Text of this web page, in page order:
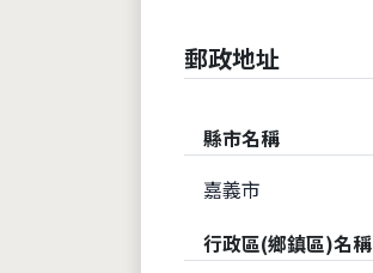
郵政地址
縣市名稱
嘉義市
行政區(鄉鎮區)名稱